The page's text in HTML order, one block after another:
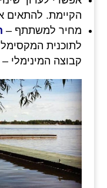
הקיימת. להתאים
מחיר למשתתף –
לתוכנית
קבוצה המינימלי – 5 אנשים)